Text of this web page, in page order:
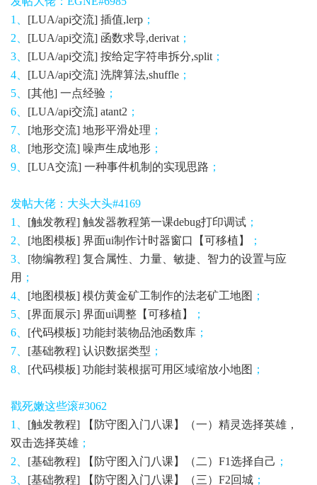
1、 [LUA/api交流] 插值,lerp ；
2、 [LUA/api交流] 函数求导,derivat ；
3、 [LUA/api交流] 按给定字符串拆分,split ；
4、 [LUA/api交流] 洗牌算法,shuffle ；
5、 [其他] 一点经验 ；
6、 [LUA/api交流] atant2 ；
7、 [地形交流] 地形平滑处理 ；
8、 [地形交流] 噪声生成地形 ；
9、 [LUA交流] 一种事件机制的实现思路 ；
发帖大佬：大头大头#4169
1、 [触发教程] 触发器教程第一课debug打印调试 ；
2、 [地图模板] 界面ui制作计时器窗口【可移植】
；
3、 [物编教程​] 复合属性、力量、敏捷、智力的设置与应
用 ；
4、 [地图模板] 模仿黄金矿工制作的法老矿工地图 ；
5、 [界面展示] 界面ui调整【可移植】
；
6、 [代码模板] 功能封装物品池函数库 ；
7、 [基础教程] 认识数据类型 ；
8、 [代码模板] 功能封装根据可用区域缩放小地图 ；
戳死嫩这些滚#3062
1、 [触发教程] 【防守图入门八课】（一）精灵选择英雄，
双击选择英雄 ；
2、 [基础教程] 【防守图入门八课】（二）F1选择自己 ；
3、 [基础教程] 【防守图入门八课】（三）F2回城 ；